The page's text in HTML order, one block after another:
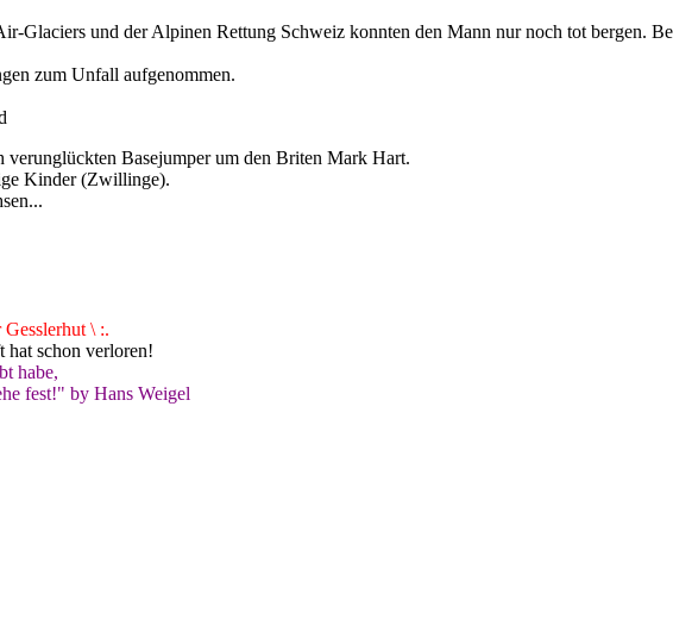
Glaciers und der Alpinen Rettung Schweiz konnten den Mann nur noch tot bergen.
zum Unfall aufgenommen.
verunglückten Basejumper um den Briten Mark Hart.
Kinder (Zwillinge).
\ :.
hat schon verloren!
habe,
fest!" by Hans Weigel